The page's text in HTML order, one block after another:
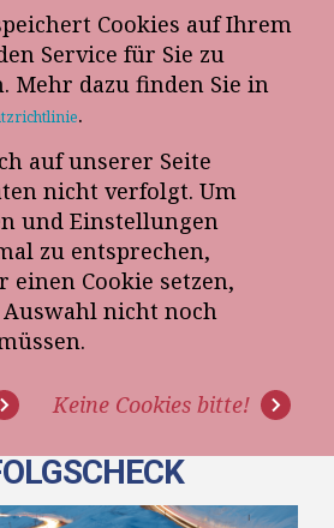
Cookies auf Ihrem
Service für Sie zu
Mehr dazu finden Sie in
.
auf unserer Seite
nicht verfolgt. Um
und Einstellungen
zu entsprechen,
Cookie setzen,
Auswahl nicht noch
Keine Cookies bitte!
Telefon-Termin
IHRE GUTEN
ÜBERLEBEN? 5
FÜR DEN